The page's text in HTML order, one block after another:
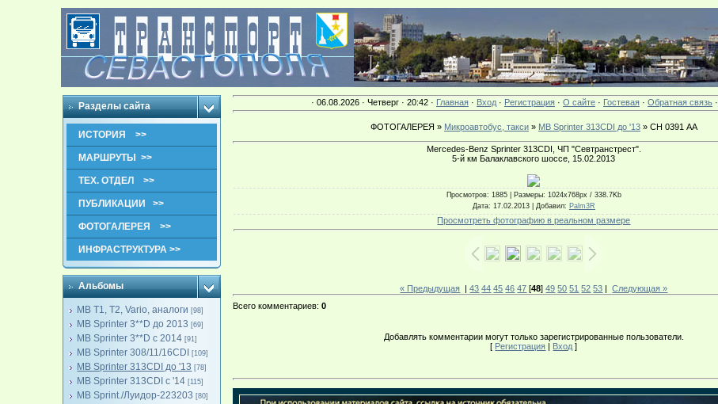
Разделы сайта
ИСТОРИЯ >>
МАРШРУТЫ >>
ТЕХ. ОТДЕЛ >>
ПУБЛИКАЦИИ >>
ФОТОГАЛЕРЕЯ >>
ИНФРАСТРУКТУРА >>
Альбомы
MB T1, T2, Vario, аналоги [98]
MB Sprinter 3**D до 2013 [69]
MB Sprinter 3**D с 2014 [91]
MB Sprinter 308/11/16CDI [109]
MB Sprinter 313CDI до '13 [78]
MB Sprinter 313CDI с '14 [115]
MB Sprint./Луидор-223203 [80]
· 06.08.2026 · Четверг · 20:42 · Главная· Вход· Регистрация· О сайте· Гостевая· Обратная связь·
ФОТОГАЛЕРЕЯ » Микроавтобус, такси» MB Sprinter 313CDI до '13» СН 0391 АА
Mercedes-Benz Sprinter 313CDI, ЧП "Севтранстрест".
5-й км Балаклавского шоссе, 15.02.2013
Просмотров: 1885 | Размеры: 1024x768px / 338.7Kb
Дата: 17.02.2013 | Добавил: Palm3R
Просмотреть фотографию в реальном размере
« Предыдущая |43 44 45 46 47 [48]49 50 51 52 53 |Следующая »
Всего комментариев:0
Добавлять комментарии могут только зарегистрированные пользователи.
[ Регистрация | Вход ]